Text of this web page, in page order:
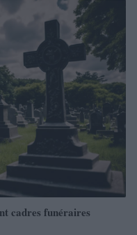
cadres funéraires